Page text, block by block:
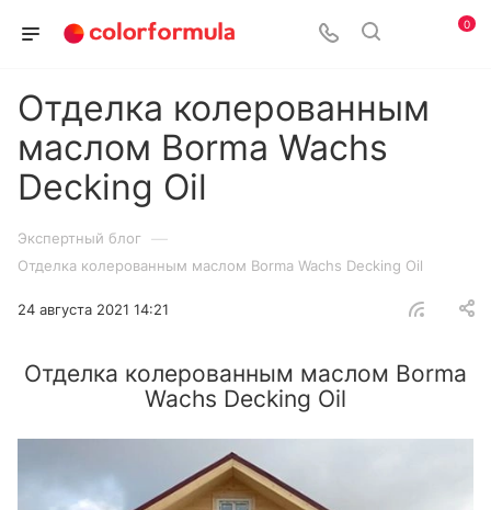
0
Отделка колерованным
маслом Borma Wachs
Decking Oil
Экспертный блог —
Отделка колерованным маслом Borma Wachs Decking Oil
24 августа 2021 14:21
Отделка колерованным маслом Borma
Wachs Decking Oil